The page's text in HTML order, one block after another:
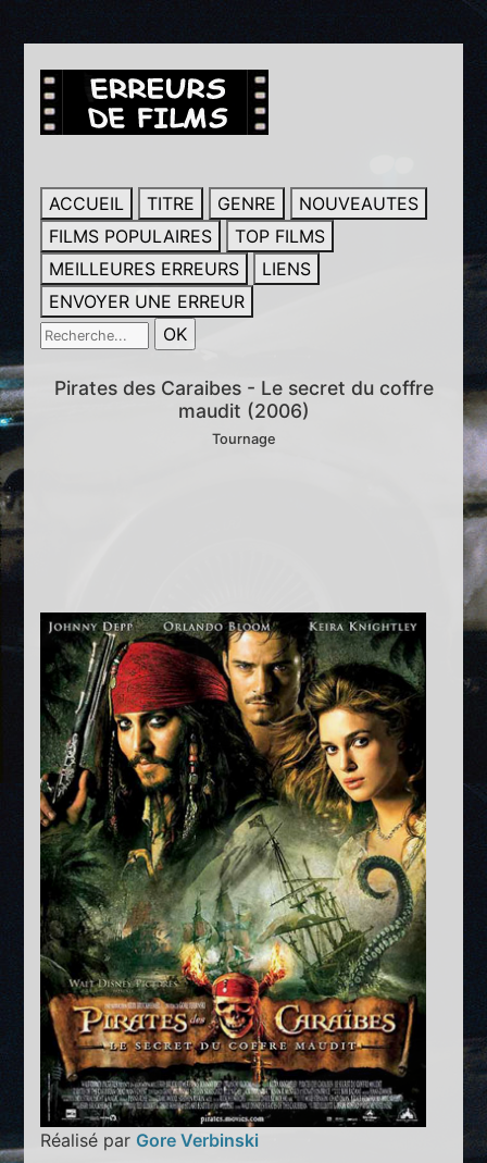
ACCUEIL TITRE GENRE
NOUVEAUTES
FILMS POPULAIRES
TOP FILMS
MEILLEURES ERREURS
LIENS
ENVOYER UNE ERREUR
Pirates des Caraibes - Le secret du coffre
maudit (2006)
Tournage
Réalisé par Gore Verbinski